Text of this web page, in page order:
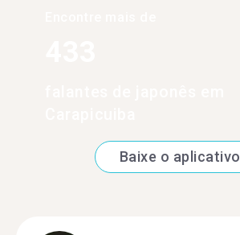
Baixe o aplicativo